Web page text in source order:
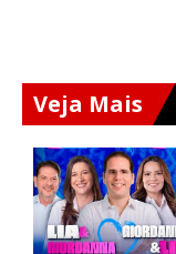
Veja Mais